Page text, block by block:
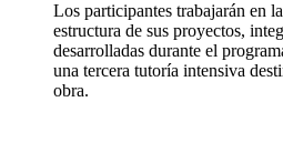
Los participantes trabajarán en
estructura de sus proyectos,
desarrolladas durante el
una tercera tutoría intensiva
obra.